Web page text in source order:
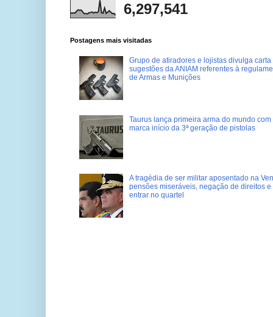
6,297,541
Postagens mais visitadas
Grupo de atiradores e lojistas divulga carta
sugestões da ANIAM referentes à
de Armas e Munições
Taurus lança primeira arma do mundo
marca início da 3ª geração de pistolas
A tragédia de ser militar aposentado na
pensões miseráveis, negação de direitos
entrar no quartel